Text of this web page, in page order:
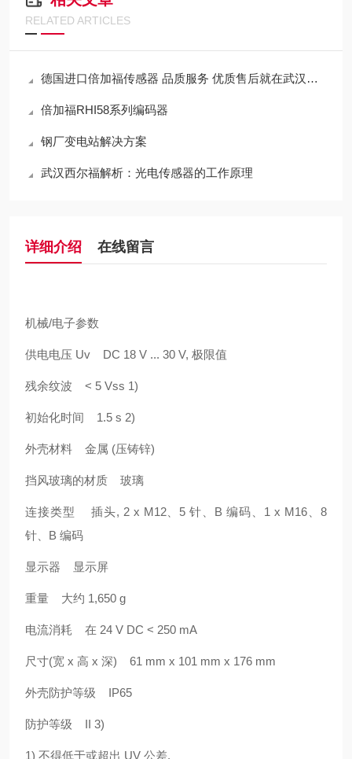
RELATED ARTICLES
德国进口倍加福传感器 品质服务 优质售后就在武汉西尔福
倍加福RHI58系列编码器
钢厂变电站解决方案
武汉西尔福解析：光电传感器的工作原理
详细介绍 在线留言
机械/电子参数
供电电压 Uv DC 18 V ... 30 V, 极限值
残余纹波 < 5 Vss 1)
初始化时间 1.5 s 2)
外壳材料 金属 (压铸锌)
挡风玻璃的材质 玻璃
连接类型 插头, 2 x M12、5 针、B 编码、1 x M16、8
针、B 编码
显示器 显示屏
重量 大约 1,650 g
电流消耗 在 24 V DC < 250 mA
尺寸(宽 x 高 x 深) 61 mm x 101 mm x 176 mm
外壳防护等级 IP65
防护等级 II 3)
1) 不得低于或超出 UV 公差.